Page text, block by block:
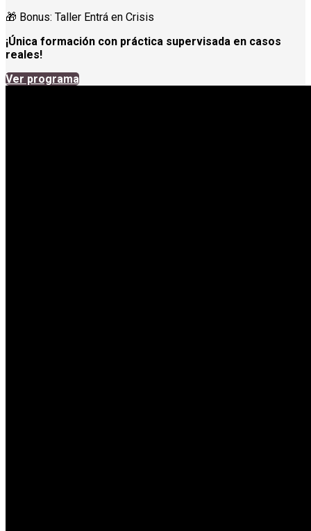
🎁 Bonus: Taller Entrá en Crisis
¡Única formación con práctica supervisada en casos
reales!
Ver programa